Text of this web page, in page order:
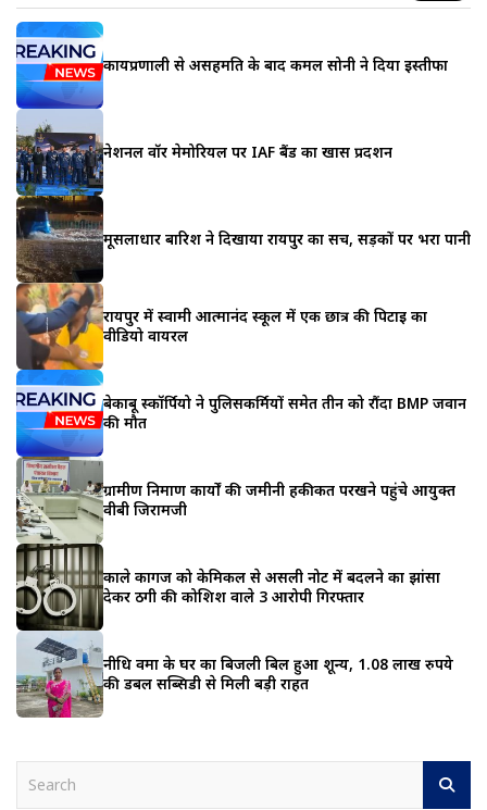
कार्यप्रणाली से असहमति के बाद कमल सोनी ने दिया इस्तीफा
नेशनल वॉर मेमोरियल पर IAF बैंड का खास प्रदर्शन
मूसलाधार बारिश ने दिखाया रायपुर का सच, सड़कों पर भरा पानी
रायपुर में स्वामी आत्मानंद स्कूल में एक छात्र की पिटाई का
वीडियो वायरल
बेकाबू स्कॉर्पियो ने पुलिसकर्मियों समेत तीन को रौंदा BMP जवान
की मौत
ग्रामीण निर्माण कार्यों की जमीनी हकीकत परखने पहुंचे आयुक्त
वीबी जिरामजी
काले कागज को केमिकल से असली नोट में बदलने का झांसा
देकर ठगी की कोशिश वाले 3 आरोपी गिरफ्तार
नीधि वर्मा के घर का बिजली बिल हुआ शून्य, 1.08 लाख रुपये
की डबल सब्सिडी से मिली बड़ी राहत